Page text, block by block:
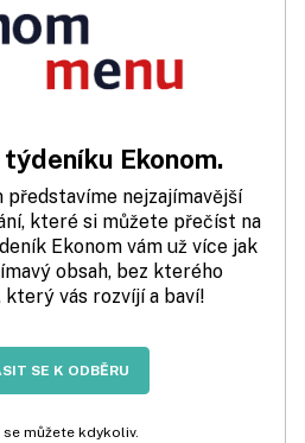
Ekonom.
představíme nejzajímavější
které si můžete přečíst na
Ekonom vám už více jak
obsah, bez kterého
vás rozvíjí a baví!
SE K ODBĚRU
můžete kdykoliv.